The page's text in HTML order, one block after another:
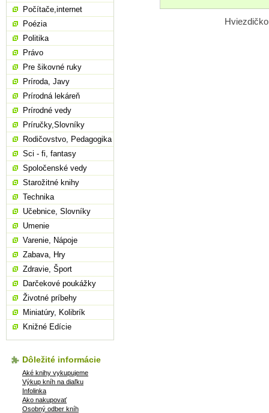
Počítače,internet
Poézia
Politika
Právo
Pre šikovné ruky
Príroda, Javy
Prírodná lekáreň
Prírodné vedy
Príručky,Slovníky
Rodičovstvo, Pedagogika
Sci - fi, fantasy
Spoločenské vedy
Starožitné knihy
Technika
Učebnice, Slovníky
Umenie
Varenie, Nápoje
Zabava, Hry
Zdravie, Šport
Darčekové poukážky
Životné príbehy
Miniatúry, Kolibrík
Knižné Edície
Dôležité informácie
Aké knihy vykupujeme
Výkup kníh na diaľku
Infolinka
Ako nakupovať
Osobný odber kníh